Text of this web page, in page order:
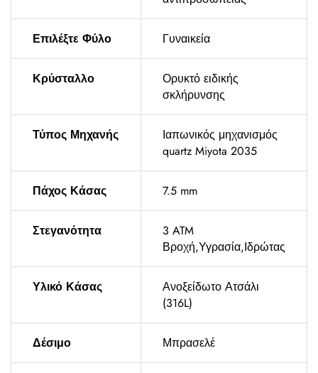
Επιλέξτε Φύλο Γυναικεία
Κρύσταλλο
Ορυκτό ειδικής
σκλήρυνσης
Τύπος Μηχανής
Ιαπωνικός μηχανισμός
quartz Miyota 2035
Πάχος Κάσας 7.5 mm
Στεγανότητα
3 ATM
Βροχή,Υγρασία,Ιδρώτας
Υλικό Κάσας
Ανοξείδωτο Ατσάλι
(316L)
Δέσιμο Μπρασελέ